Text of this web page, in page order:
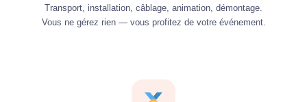
Transport, installation, câblage, animation, démontage.
Vous ne gérez rien — vous profitez de votre événement.